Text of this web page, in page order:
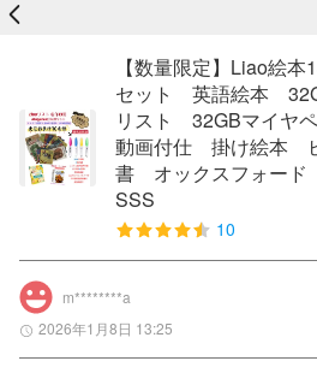
戻る
【数量限定】Liao絵
セット 英語絵本
リスト 32GBマイ
動画付仕 掛け絵本
書 オックスフォー
SSS
10
m********a
2026年1月8日 13:25